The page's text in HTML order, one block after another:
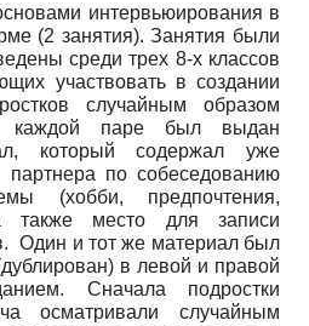
интервьюирования в
(2 занятия). Занятия были
среди трех 8-х классов
участвовать в создании
случайным образом
каждой паре был выдан
который содержал уже
по собеседованию
(хобби, предпочтения,
место для записи
Один и тот же материал был
в левой и правой
Сначала подростки
осматривали случайным